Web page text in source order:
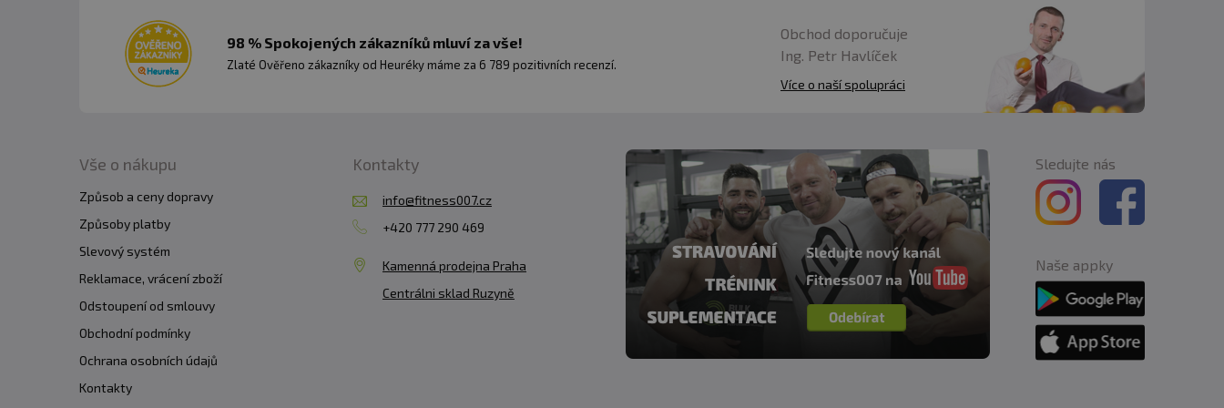
Tryptofan 0,755 g
Tyrosin 1,448 g
Obsah účinných látek 100 g
Kreatin 3,4 g
0,8 g
Beta-Alanin 0,7 g
HMB
Taurin
L-Glutamin
98 % Spokojených zákazníků mluví za vše!
Zlaté Ověřeno zákazníky od Heuréky máme za 6 789 pozitivních recenzí.
Obchod doporučuje
Ing. Petr Havlíček
Více o naší spolupráci
Vše o nákupu
Způsob a ceny dopravy
Způsoby platby
Slevový systém
Reklamace, vrácení zboží
Odstoupení od smlouvy
Obchodní podmínky
Ochrana osobních údajů
Kontakty
Kontakty
info@fitness007.cz
+420 777 290 469
Kamenná prodejna Praha
Centrálni sklad Ruzyně
Sledujte nás
Naše appky